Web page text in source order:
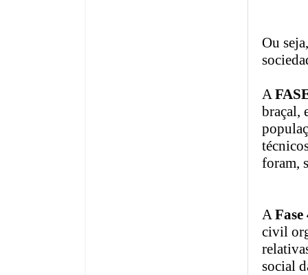
Ou
A
braçal,
foram,
A Fase
civil
social